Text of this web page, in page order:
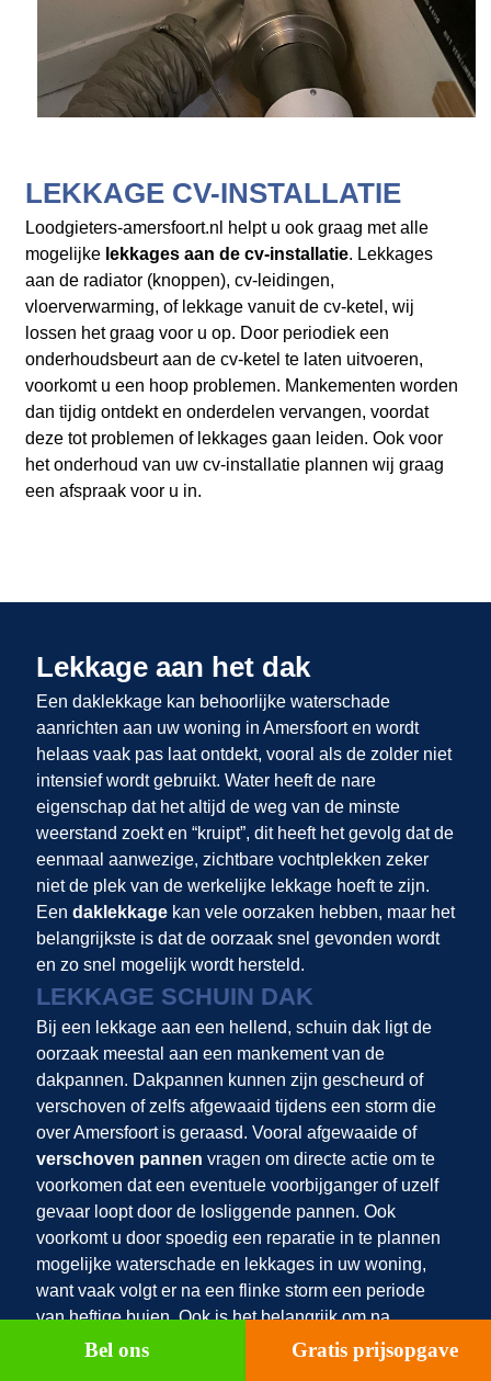
LEKKAGE CV-INSTALLATIE
Loodgieters-amersfoort.nl helpt u ook graag met alle
mogelijke lekkages aan de cv-installatie. Lekkages
aan de radiator (knoppen), cv-leidingen,
vloerverwarming, of lekkage vanuit de cv-ketel, wij
lossen het graag voor u op. Door periodiek een
onderhoudsbeurt aan de cv-ketel te laten uitvoeren,
voorkomt u een hoop problemen. Mankementen worden
dan tijdig ontdekt en onderdelen vervangen, voordat
deze tot problemen of lekkages gaan leiden. Ook voor
het onderhoud van uw cv-installatie plannen wij graag
een afspraak voor u in.
Lekkage aan het dak
Een daklekkage kan behoorlijke waterschade
aanrichten aan uw woning in Amersfoort en wordt
helaas vaak pas laat ontdekt, vooral als de zolder niet
intensief wordt gebruikt. Water heeft de nare
eigenschap dat het altijd de weg van de minste
weerstand zoekt en “kruipt”, dit heeft het gevolg dat de
eenmaal aanwezige, zichtbare vochtplekken zeker
niet de plek van de werkelijke lekkage hoeft te zijn.
Een daklekkagekan vele oorzaken hebben, maar het
belangrijkste is dat de oorzaak snel gevonden wordt
en zo snel mogelijk wordt hersteld.
LEKKAGE SCHUIN DAK
Bij een lekkage aan een hellend, schuin dak ligt de
oorzaak meestal aan een mankement van de
dakpannen. Dakpannen kunnen zijn gescheurd of
verschoven of zelfs afgewaaid tijdens een storm die
over Amersfoort is geraasd. Vooral afgewaaide of
verschoven pannen vragen om directe actie om te
voorkomen dat een eventuele voorbijganger of uzelf
gevaar loopt door de losliggende pannen. Ook
voorkomt u door spoedig een reparatie in te plannen
mogelijke waterschade en lekkages in uw woning,
want vaak volgt er na een flinke storm een periode
van heftige buien. Ook is het belangrijk om na
stormschade aan de dakpannen de rest van het dak
Bel ons Gratis prijsopgave